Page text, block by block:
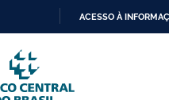
PARA
O
CONTEÚDO
ACESSO À